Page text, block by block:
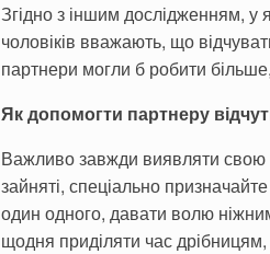
Згідно з іншим дослідженням, у
чоловіків вважають, що
партнери могли б робити
Як допомогти партнеру
Важливо завжди виявляти свою
зайняті, спеціально
один одного, давати волю
щодня приділяти час